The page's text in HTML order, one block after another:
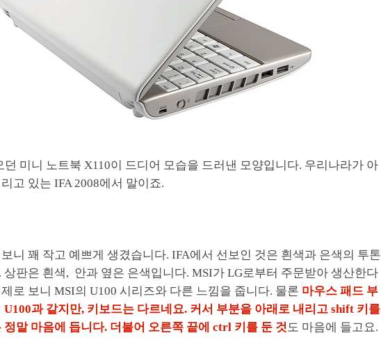
던 미니 노트북 X110이 드디어 모습을 드러낸 모양입니다. 우리나라가 아
고 있는 IFA 2008에서 말이죠.
니 꽤 작고 예쁘게 생겼습니다. IFA에서 선보인 것은 흰색과 은색의 투톤
상판은 흰색, 안과 옆은 은색입니다. MSI가 LG로부터 주문받아 생산한다
로 보니 MSI의 U100 시리즈와 다른 느낌을 줍니다. 물론 마우스 패드 부
U100과 같지만, 키보드는 다르네요. 커서 부분을 아래로 내리고 shift 키를
정말 마음에 듭니다. 더불어 오른쪽 끝에 ctrl 키를 둔 것도 마음에 들고요.